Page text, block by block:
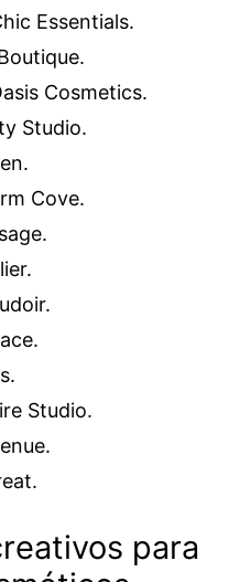
Essentials.
Cosmetics.
Studio.
Cove.
Studio.
para